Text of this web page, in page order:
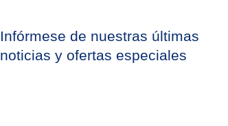
Infórmese de nuestras últimas
noticias y ofertas especiales